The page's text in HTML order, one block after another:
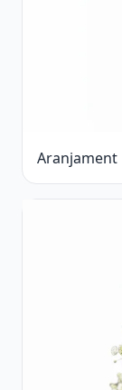
Aranjament
Flori pastel